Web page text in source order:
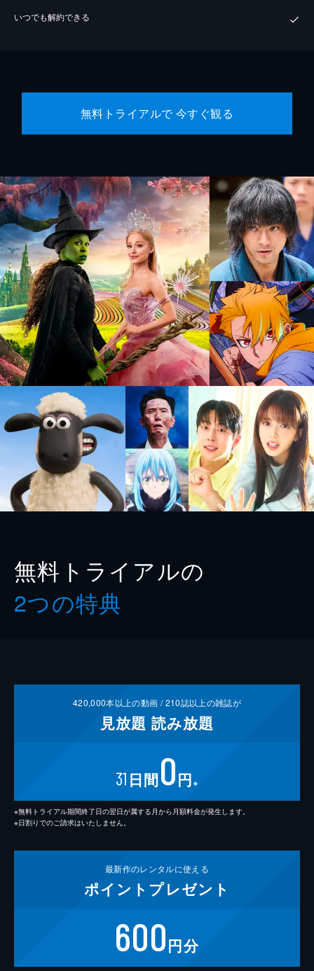
いつでも解約できる
無料トライアルで 今すぐ観る
無料トライアルの
2つの特典
420,000本以上の動画 /210誌以上の雑誌が
見放題 読み放題
31 日間0円 ※
※無料トライアル期間終了日の翌日が属する月から月額料金が発生します。
※日割りでのご請求はいたしません。
最新作のレンタルに使える
ポイント プレゼント
600円分